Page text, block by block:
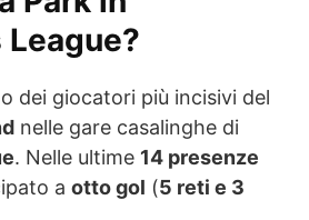
dei giocatori più incisivi del
nelle gare casalinghe di
. Nelle ultime 14 presenze
a otto gol (5 reti e 3